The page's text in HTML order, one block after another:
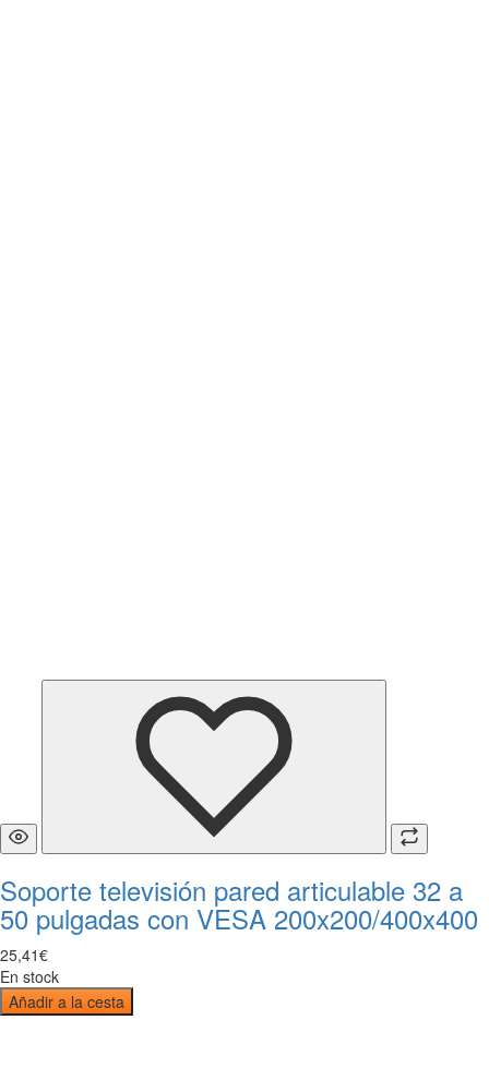
Soporte televisión pared articulable 32 a
50 pulgadas con VESA 200x200/400x400
25,41€
En stock
Añadir a la cesta